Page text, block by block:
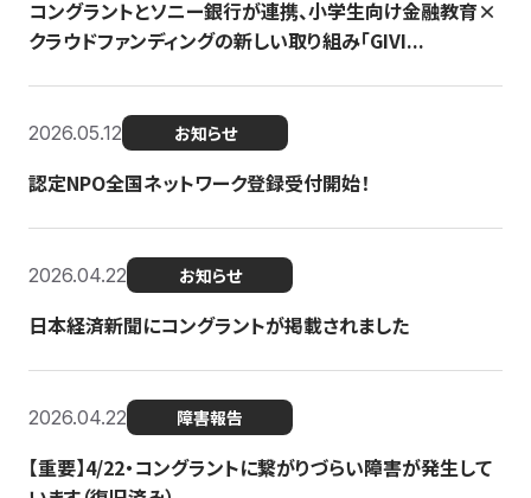
コングラントとソニー銀行が連携、小学生向け金融教育×
クラウドファンディングの新しい取り組み「GIVI...
2026.05.12 お知らせ
認定NPO全国ネットワーク登録受付開始！
2026.04.22 お知らせ
日本経済新聞にコングラントが掲載されました
2026.04.22 障害報告
【重要】4/22・コングラントに繋がりづらい障害が発生して